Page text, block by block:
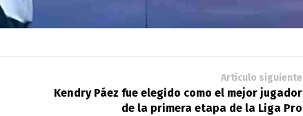
Artículo siguiente
Kendry Páez fue elegido como el mejor jugador
de la primera etapa de la Liga Pro